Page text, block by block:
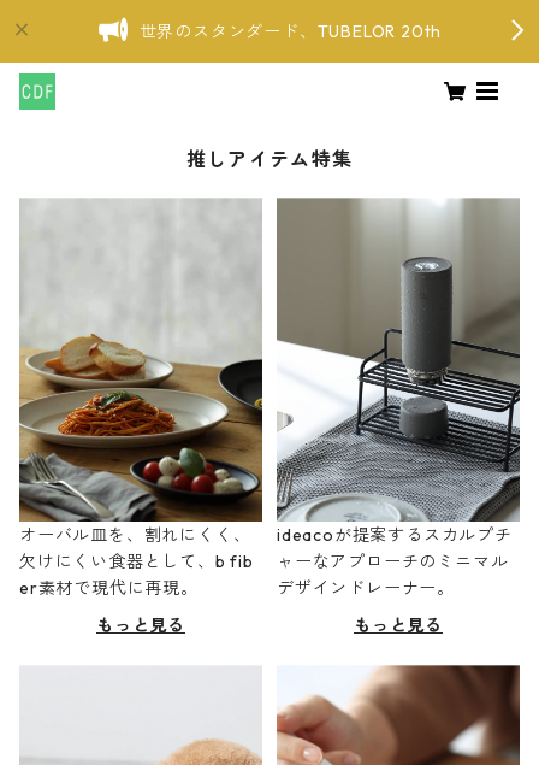
世界のスタンダード、TUBELOR 20th
推しアイテム特集
オーバル皿を、割れにくく、
欠けにくい食器として、b fib
er素材で現代に再現。
もっと見る
ideacoが提案するスカルプチ
ャーなアプローチのミニマル
デザインドレーナー。
もっと見る